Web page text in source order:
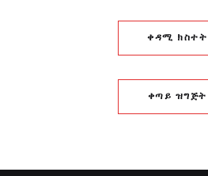
ቀዳሚ ክስተት
ቀጣይ ዝግጅት